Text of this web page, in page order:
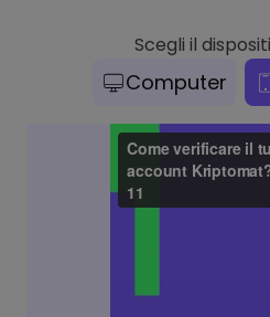
Scegli il
Computer